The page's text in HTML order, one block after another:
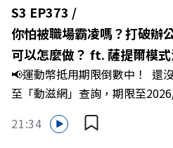
S3 EP373 /
你怕被職場霸凌嗎？打破辦
可以怎麼做？ ft. 薩提爾模
謝佳芸
📢運動幣抵用期限倒數中！ 還
至「動滋網」查詢，期限至
哪裡使用嗎？ 上「動滋網」【
多家合作業者任你選，馬上來找
21:34